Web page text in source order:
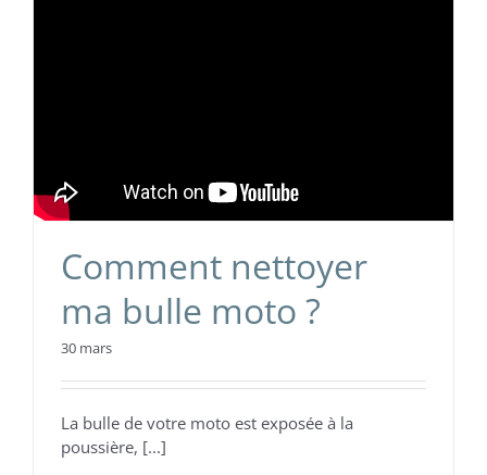
Comment nettoyer
ma bulle moto ?
30 mars
La bulle de votre moto est exposée à la
poussière, [...]